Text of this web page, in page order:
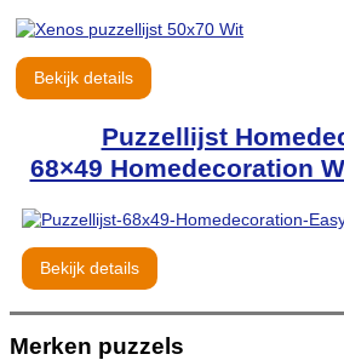
Bekijk details
Puzzellijst
68×49 Homedecoration
Bekijk details
Merken puzzels